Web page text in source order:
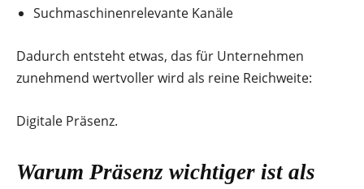
Suchmaschinenrelevante Kanäle
Dadurch entsteht etwas, das für Unternehmen
zunehmend wertvoller wird als reine Reichweite:
Digitale Präsenz.
Warum Präsenz wichtiger ist als